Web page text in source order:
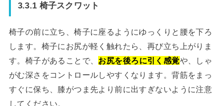
3.3.1 椅子スクワット
椅子の前に立ち、椅子に座るようにゆっくりと腰を下ろ
します。椅子にお尻が軽く触れたら、再び立ち上がりま
す。椅子があることで、 お尻を後ろに引く感覚や、しゃ
がむ深さをコントロールしやすくなります。背筋をまっ
すぐに保ち、膝がつま先より前に出すぎないように注意
してください。